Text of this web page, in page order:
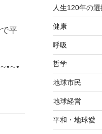
平
人生120年の選
健康
呼吸
哲学
地球市民
地球経営
平和・地球愛